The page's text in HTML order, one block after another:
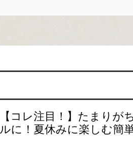
【コレ注目！】たまりが
ルに！夏休みに楽しむ簡